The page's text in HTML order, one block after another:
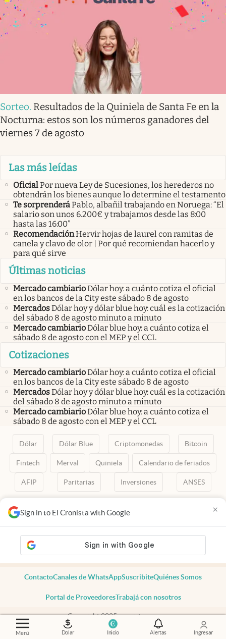
Menú Dolar Inicio Alertas Ingresar
Sign in to El Cronista with Google ×
Sorteo. Resultados de la Quiniela de Santa Fe en la
Nocturna: estos son los números ganadores del
viernes 7 de agosto
Las más leídas
OficialPor nueva Ley de Sucesiones, los herederos no
obtendrán los bienes aunque lo determine el testamento
Te sorprenderáPablo, albañil trabajando en Noruega: “El
salario son unos 6.200€ y trabajamos desde las 8:00
hasta las 16:00”
RecomendaciónHervir hojas de laurel con ramitas de
canela y clavo de olor | Por qué recomiendan hacerlo y
para qué sirve
Últimas noticias
Mercado cambiarioDólar hoy: a cuánto cotiza el oficial
en los bancos de la City este sábado 8 de agosto
MercadosDólar hoy y dólar blue hoy: cuál es la cotización
del sábado 8 de agosto minuto a minuto
Mercado cambiarioDólar blue hoy: a cuánto cotiza el
sábado 8 de agosto con el MEP y el CCL
Cotizaciones
Mercado cambiarioDólar hoy: a cuánto cotiza el oficial
en los bancos de la City este sábado 8 de agosto
MercadosDólar hoy y dólar blue hoy: cuál es la cotización
del sábado 8 de agosto minuto a minuto
Mercado cambiarioDólar blue hoy: a cuánto cotiza el
sábado 8 de agosto con el MEP y el CCL
Dólar Dólar Blue Criptomonedas Bitcoin
Fintech Merval Quiniela Calendario de feriados
AFIP Paritarias Inversiones ANSES
ContactoCanales de WhatsAppSuscribiteQuiénes Somos
Portal de ProveedoresTrabajá con nosotros
Copyright 2025 cronista.com
Todos los derechos reservados
Términos y condiciones